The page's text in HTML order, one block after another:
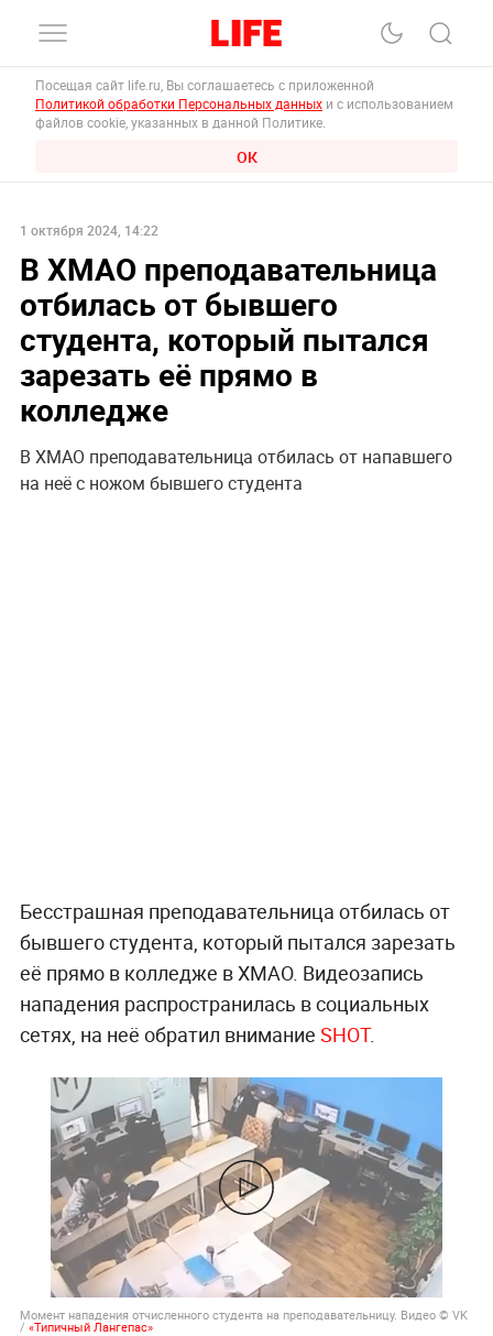
Посещая сайт life.ru, Вы соглашаетесь с приложенной
Политикой обработки Персональных данных и с использованием
файлов cookie, указанных в данной Политике.
ОК
1 октября 2024, 14:22
В ХМАО преподавательница
отбилась от бывшего
студента, который пытался
зарезать её прямо в
колледже
В ХМАО преподавательница отбилась от напавшего
на неё с ножом бывшего студента
Бесстрашная преподавательница отбилась от
бывшего студента, который пытался зарезать
её прямо в колледже в ХМАО. Видеозапись
нападения распространилась в социальных
сетях, на неё обратил внимание SHOT.
Момент нападения отчисленного студента на преподавательницу. Видео © VK
/ «Типичный Лангепас»